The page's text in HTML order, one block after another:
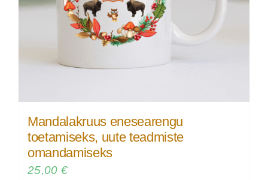
Mandalakruus enesearengu
toetamiseks, uute teadmiste
omandamiseks
25,00 €